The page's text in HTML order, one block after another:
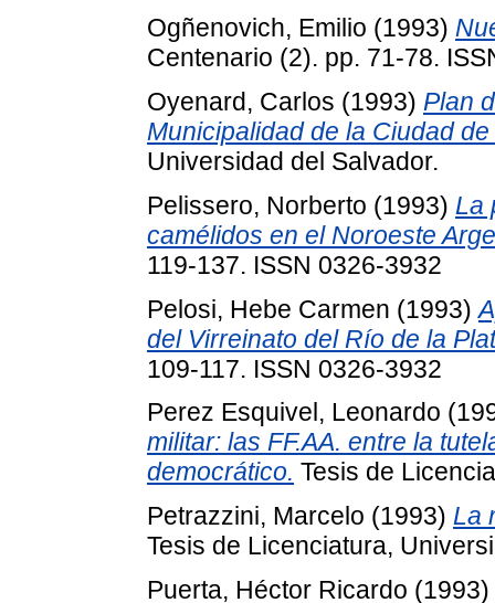
Ogñenovich, Emilio (1993)
Centenario (2). pp. 71-78.
Oyenard, Carlos (1993) Plan
Municipalidad de la Ciudad
Universidad del Salvador.
Pelissero, Norberto (1993) La
camélidos en el Noroeste
119-137. ISSN 0326-3932
Pelosi, Hebe Carmen (1993)
del Virreinato del Río de la
109-117. ISSN 0326-3932
Perez Esquivel, Leonardo
militar: las FF.AA. entre la
democrático. Tesis de
Petrazzini, Marcelo (1993) La
Tesis de Licenciatura,
Puerta, Héctor Ricardo (1993)